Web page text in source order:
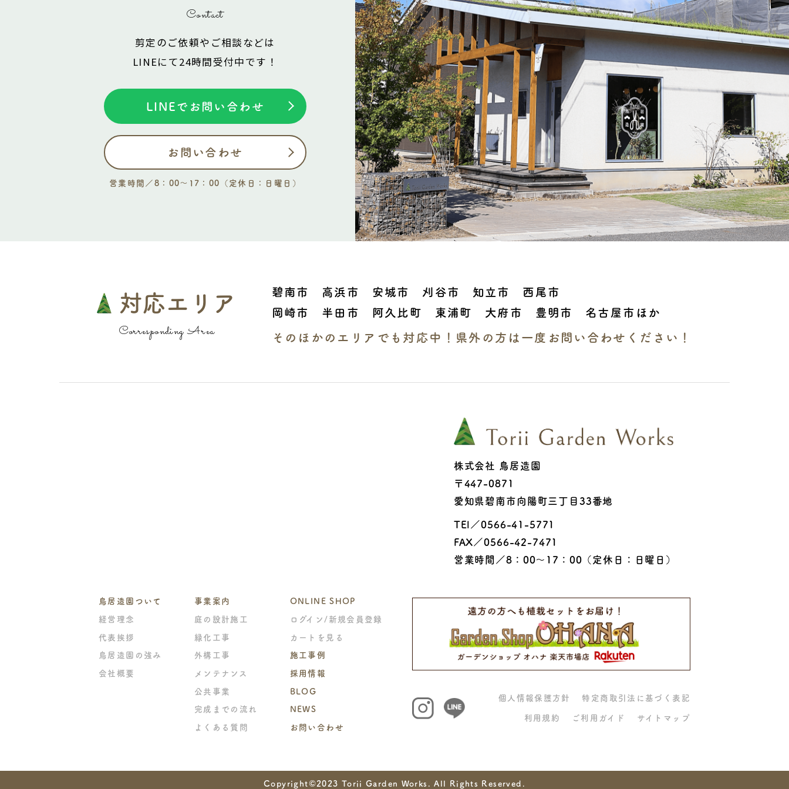
Contact
剪定のご依頼やご相談などは
LINEにて24時間受付中です！
LINEでお問い合わせ
お問い合わせ
営業時間／8：00〜17：00（定休日：日曜日）
対応エリア
Corresponding Area
碧南市 高浜市 安城市 刈谷市 知立市 西尾市
岡崎市 半田市 阿久比町 東浦町 大府市 豊明市 名古屋市ほか
そのほかのエリアでも対応中！ 県外の方は一度お問い合わせください！
株式会社 鳥居造園
〒447-0871
愛知県碧南市向陽町三丁目33番地
TEl／0566-41-5771
FAX／0566-42-7471
営業時間／8：00〜17：00 （定休日：日曜日）
鳥居造園ついて
経営理念
代表挨拶
鳥居造園の強み
会社概要
事業案内
庭の設計施工
緑化工事
外構工事
メンテナンス
公共事業
完成までの流れ
よくある質問
ONLINE SHOP
ログイン/新規会員登録
カートを見る
施工事例
採用情報
BLOG
NEWS
お問い合わせ
個人情報保護方針 特定商取引法に基づく表記
利用規約 ご利用ガイド サイトマップ
Copyright©2023 Torii Garden Works. All Rights Reserved.